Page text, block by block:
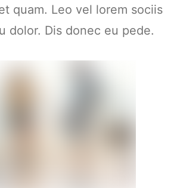
quam. Leo vel lorem sociis
dolor. Dis donec eu pede.